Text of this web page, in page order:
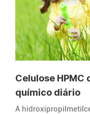
Celulose
químico diário
A